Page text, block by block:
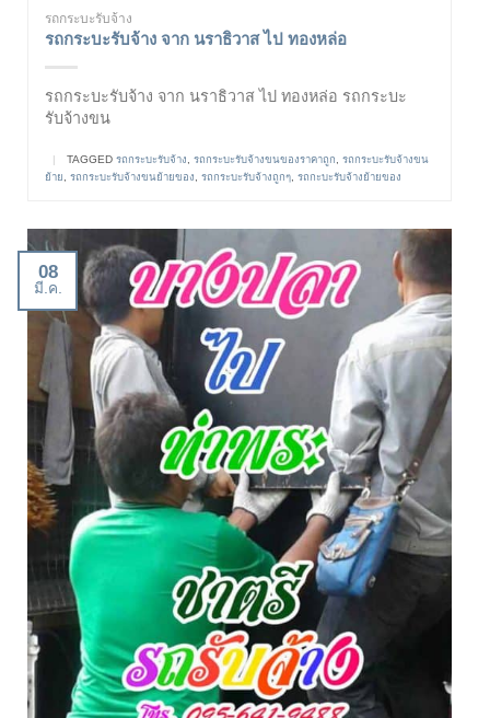
รถกระบะรับจ้าง
รถกระบะรับจ้าง จาก นราธิวาส ไป ทองหล่อ
รถกระบะรับจ้าง จาก นราธิวาส ไป ทองหล่อ รถกระบะ
รับจ้างขน
| TAGGED รถกระบะรับจ้าง รถกระบะรับจ้างขนของราคาถูก
รถกระบะรับจ้างขน
ย้าย
รถกระบะรับจ้างขนย้ายของ รถกระบะรับจ้างถูกๆ รถกะบะรับจ้างย้ายของ
08
มี.ค.